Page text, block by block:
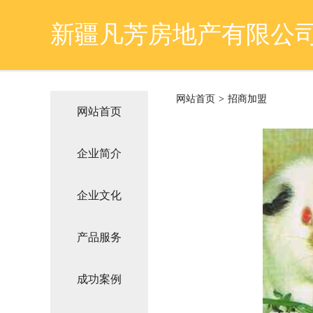
新疆凡芳房地产有限公
网站首页
企业简介
企业文化
产品服务
成功案例
网站首页 > 招商加盟